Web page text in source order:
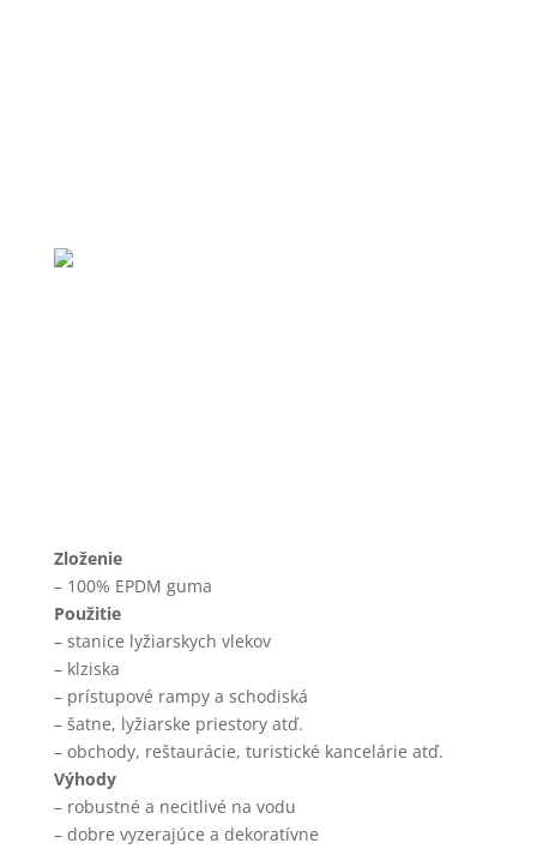
Zloženie
– 100% EPDM guma
Použitie
– stanice lyžiarskych vlekov
– klziska
– prístupové rampy a schodiská
– šatne, lyžiarske priestory atď.
– obchody, reštaurácie, turistické kancelárie atď.
Výhody
– robustné a necitlivé na vodu
– dobre vyzerajúce a dekoratívne